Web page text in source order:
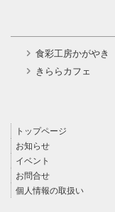
食彩工房かがやき
きららカフェ
トップページ
お知らせ
イベント
お問合せ
個人情報の取扱い